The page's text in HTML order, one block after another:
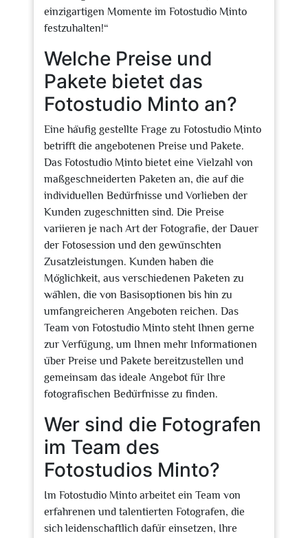
einzigartigen Momente im Fotostudio Minto
festzuhalten!“
Welche Preise und
Pakete bietet das
Fotostudio Minto an?
Eine häufig gestellte Frage zu Fotostudio Minto
betrifft die angebotenen Preise und Pakete.
Das Fotostudio Minto bietet eine Vielzahl von
maßgeschneiderten Paketen an, die auf die
individuellen Bedürfnisse und Vorlieben der
Kunden zugeschnitten sind. Die Preise
variieren je nach Art der Fotografie, der Dauer
der Fotosession und den gewünschten
Zusatzleistungen. Kunden haben die
Möglichkeit, aus verschiedenen Paketen zu
wählen, die von Basisoptionen bis hin zu
umfangreicheren Angeboten reichen. Das
Team von Fotostudio Minto steht Ihnen gerne
zur Verfügung, um Ihnen mehr Informationen
über Preise und Pakete bereitzustellen und
gemeinsam das ideale Angebot für Ihre
fotografischen Bedürfnisse zu finden.
Wer sind die Fotografen
im Team des
Fotostudios Minto?
Im Fotostudio Minto arbeitet ein Team von
erfahrenen und talentierten Fotografen, die
sich leidenschaftlich dafür einsetzen, Ihre